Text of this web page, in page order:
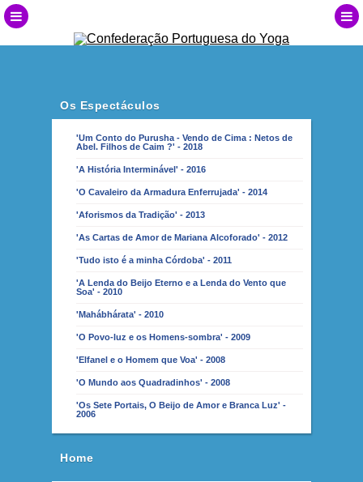
Os Espectáculos
'Um Conto do Purusha - Vendo de Cima : Netos de
Abel. Filhos de Caim ?' - 2018
'A História Interminável' - 2016
'O Cavaleiro da Armadura Enferrujada' - 2014
'Aforismos da Tradição' - 2013
'As Cartas de Amor de Mariana Alcoforado' - 2012
'Tudo isto é a minha Córdoba' - 2011
'A Lenda do Beijo Eterno e a Lenda do Vento que
Soa' - 2010
'Mahábhárata' - 2010
'O Povo-luz e os Homens-sombra' - 2009
'Elfanel e o Homem que Voa' - 2008
'O Mundo aos Quadradinhos' - 2008
'Os Sete Portais, O Beijo de Amor e Branca Luz' -
2006
Home